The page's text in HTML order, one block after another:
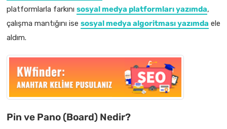
platformlarla farkını sosyal medya platformları yazımda,
çalışma mantığını ise sosyal medya algoritması yazımda ele
aldım.
Pin ve Pano (Board) Nedir?